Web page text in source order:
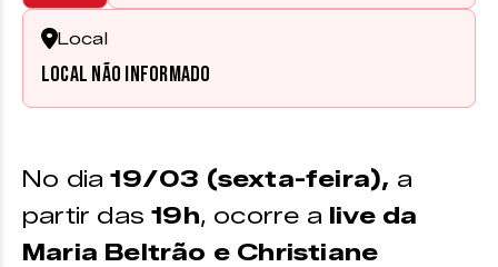
Local
Local não informado
No dia 19/03 (sexta-feira), a
partir das19h, ocorre a live da
Maria Beltrão e Christiane